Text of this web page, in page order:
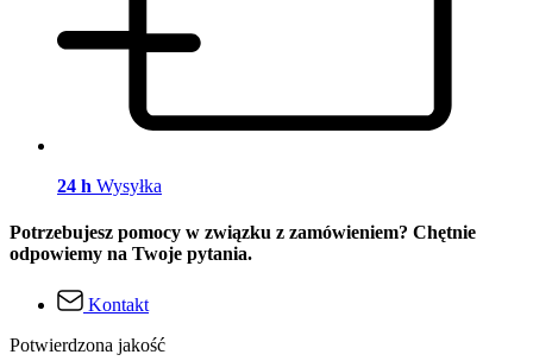
24 h Wysyłka
Potrzebujesz pomocy w związku z zamówieniem? Chętnie
odpowiemy na Twoje pytania.
Kontakt
Potwierdzona jakość